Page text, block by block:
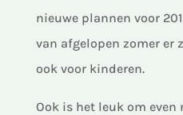
nieuwe plannen voor
van afgelopen zomer
ook voor kinderen.
Ook is het leuk om